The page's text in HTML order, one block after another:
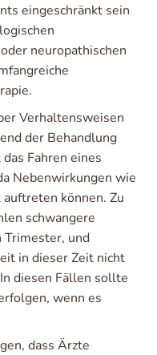
eingeschränkt sein
neuropathischen
Verhaltensweisen
der Behandlung
Fahren eines
Nebenwirkungen wie
können. Zu
schwangere
Trimester, und
in dieser Zeit nicht
diesen Fällen sollte
wenn es
dass Ärzte